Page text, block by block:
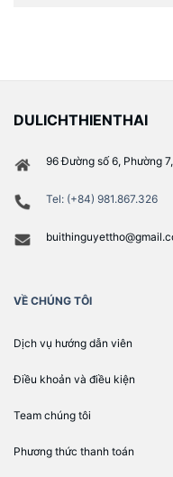
DULICHTHIENTHAI
96 Đường số 6, Phường
Tel: (+84) 981.867.326
VỀ CHÚNG TÔI
Dịch vụ hướng dẫn viên
Điều khoản và điều kiện
Team chúng tôi
Phương thức thanh toán